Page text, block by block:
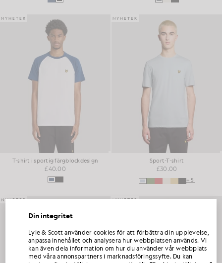
NYHETER
T-shirt i sportig färgblockdesign
£40.00
NYHETER
Sport-T-shirt
£30.00
+5
NYHETER NYHETER
Din integritet
Lyle & Scott använder cookies för att förbättra din upplevelse,
anpassa innehållet och analysera hur webbplatsen används. Vi
kan även dela information om hur du använder vår webbplats
med våra annonspartners i marknadsföringssyfte. Du kan
BESTÄLLNING
Gå med i Club Lyle & Scott och var först med att få information om nya kollektioner,
samarbeten och säsongsrea endast för medlemmar, samt en exklusiv välkomstkod